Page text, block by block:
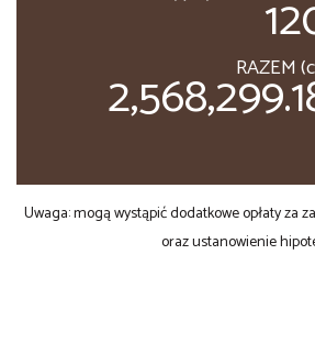
RAZEM
Uwaga: mogą wystąpić dodatkowe opłaty za
oraz ustanowienie